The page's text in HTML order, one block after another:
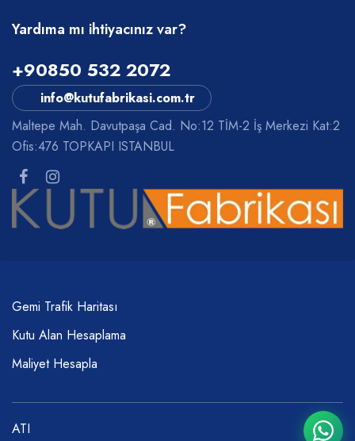
Yardıma mı ihtiyacınız var?
+90850 532 2072
info@kutufabrikasi.com.tr
Maltepe Mah. Davutpaşa Cad. No:12 TİM-2 İş Merkezi Kat:2
Ofis:476 TOPKAPI ISTANBUL
Gemi Trafik Haritası
Kutu Alan Hesaplama
Maliyet Hesapla
ATI